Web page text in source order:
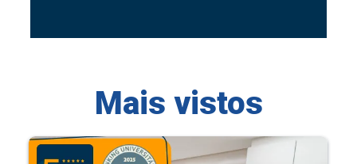
Mais vistos